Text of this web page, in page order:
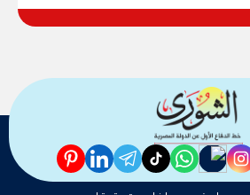
instagram
nabd
whatsapp
tiktok
telegram
linkedin
pinterest